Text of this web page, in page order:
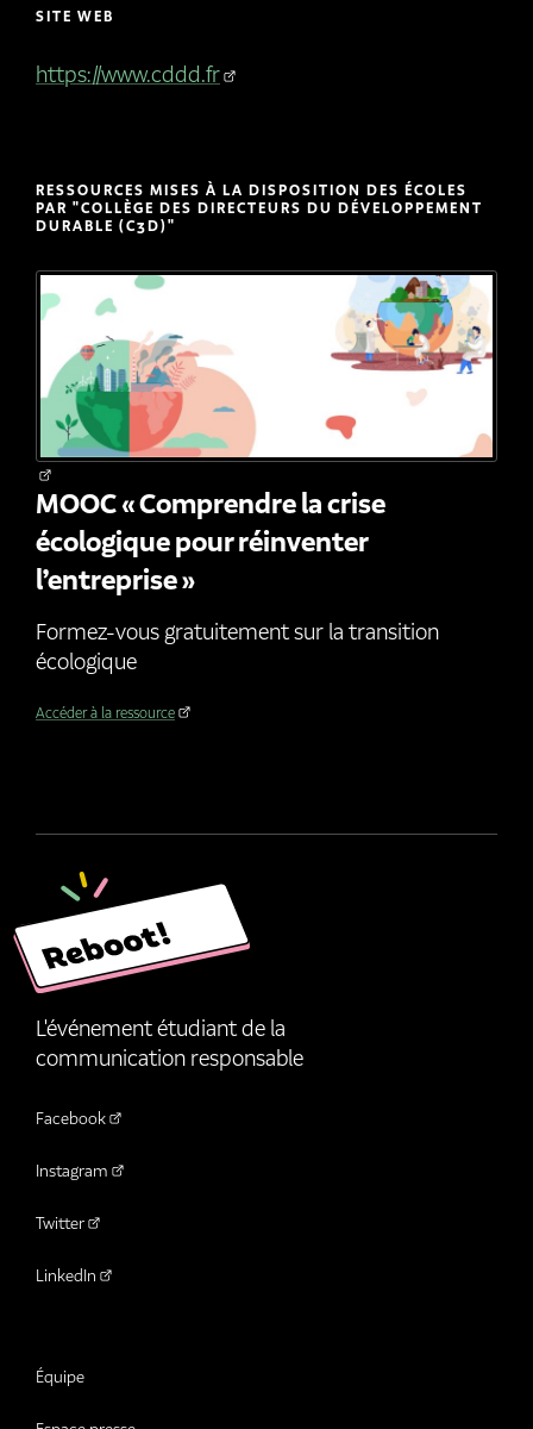
SITE WEB
https://www.cddd.fr
RESSOURCES MISES À LA DISPOSITION DES ÉCOLES
PAR "COLLÈGE DES DIRECTEURS DU DÉVELOPPEMENT
DURABLE (C3D)"
MOOC « Comprendre la crise
écologique pour réinventer
l’entreprise »
Formez-vous gratuitement sur la transition
écologique
Accéder à la ressource
L'événement étudiant de la
communication responsable
Facebook
Instagram
Twitter
LinkedIn
Équipe